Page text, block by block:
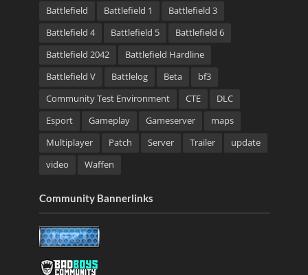
Battlefield Battlefield 1
Battlefield 3
Battlefield 4
Battlefield 5
Battlefield 6
Battlefield 2042
Battlefield Hardline
Battlefield V
Battlelog Beta
bf3
Community Test Environment
CTE
DLC
Esport
Gameplay Gameserver
maps
Multiplayer
Patch Server Trailer
update
video
Waffen
Community Bannerlinks